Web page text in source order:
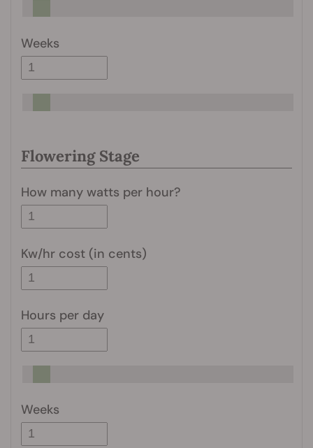
Weeks
Flowering Stage
How many watts per hour?
Kw/hr cost (in cents)
Hours per day
Weeks